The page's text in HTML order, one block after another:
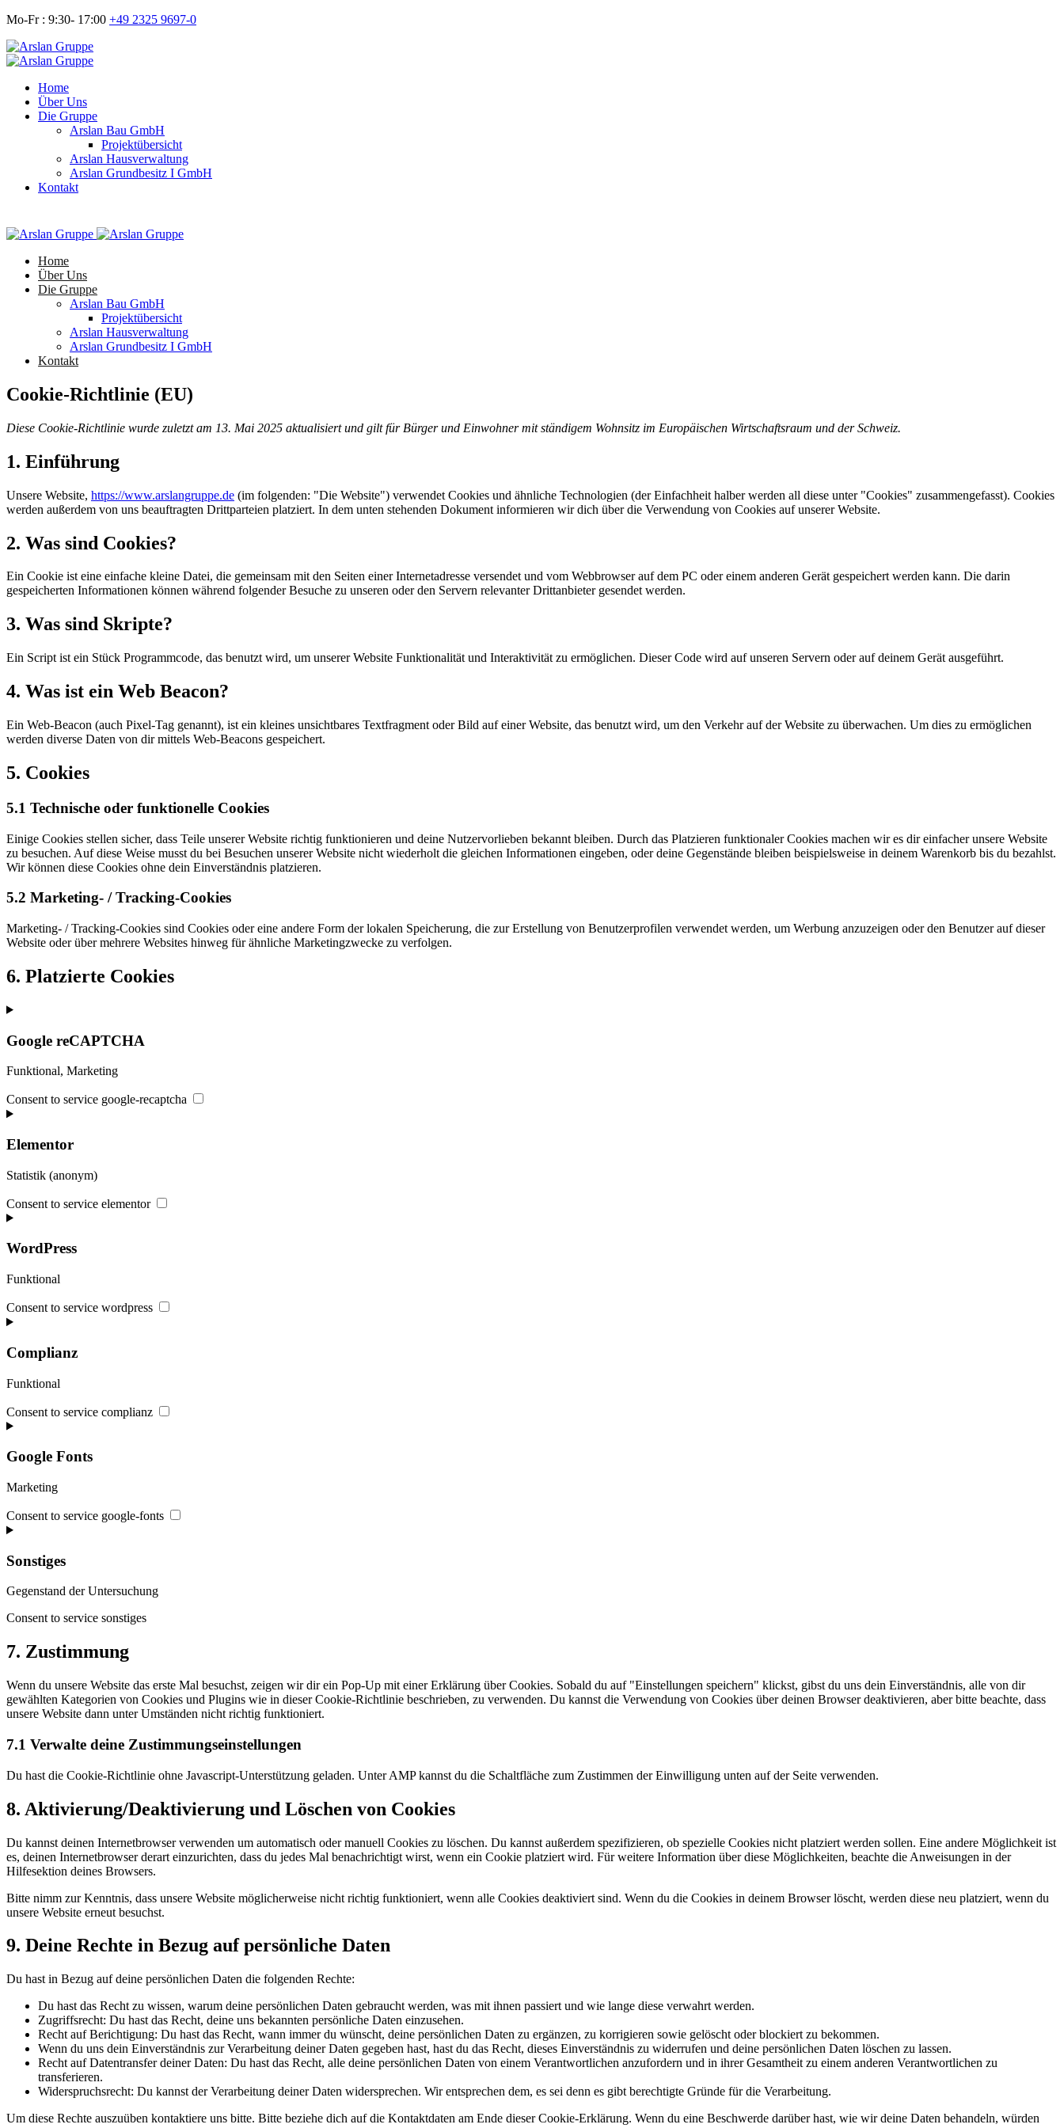
Mo-Fr : 9:30- 17:00 +49 2325 9697-0
Home
Über Uns
Die Gruppe
Arslan Bau GmbH
Projektübersicht
Arslan Hausverwaltung
Arslan Grundbesitz I GmbH
Kontakt
Home
Über Uns
Die Gruppe
Arslan Bau GmbH
Projektübersicht
Arslan Hausverwaltung
Arslan Grundbesitz I GmbH
Kontakt
Cookie-Richtlinie (EU)
Diese Cookie-Richtlinie wurde zuletzt am 13. Mai 2025 aktualisiert und gilt für Bürger und Einwohner mit ständigem Wohnsitz im Europäischen Wirtschaftsraum und der Schweiz.
1. Einführung
Unsere Website, https://www.arslangruppe.de (im folgenden: "Die Website") verwendet Cookies und ähnliche Technologien (der Einfachheit halber werden all diese unter "Cookies" zusammengefasst). Cookies
werden außerdem von uns beauftragten Drittparteien platziert. In dem unten stehenden Dokument informieren wir dich über die Verwendung von Cookies auf unserer Website.
2. Was sind Cookies?
Ein Cookie ist eine einfache kleine Datei, die gemeinsam mit den Seiten einer Internetadresse versendet und vom Webbrowser auf dem PC oder einem anderen Gerät gespeichert werden kann. Die darin
gespeicherten Informationen können während folgender Besuche zu unseren oder den Servern relevanter Drittanbieter gesendet werden.
3. Was sind Skripte?
Ein Script ist ein Stück Programmcode, das benutzt wird, um unserer Website Funktionalität und Interaktivität zu ermöglichen. Dieser Code wird auf unseren Servern oder auf deinem Gerät ausgeführt.
4. Was ist ein Web Beacon?
Ein Web-Beacon (auch Pixel-Tag genannt), ist ein kleines unsichtbares Textfragment oder Bild auf einer Website, das benutzt wird, um den Verkehr auf der Website zu überwachen. Um dies zu ermöglichen
werden diverse Daten von dir mittels Web-Beacons gespeichert.
5. Cookies
5.1 Technische oder funktionelle Cookies
Einige Cookies stellen sicher, dass Teile unserer Website richtig funktionieren und deine Nutzervorlieben bekannt bleiben. Durch das Platzieren funktionaler Cookies machen wir es dir einfacher unsere Website
zu besuchen. Auf diese Weise musst du bei Besuchen unserer Website nicht wiederholt die gleichen Informationen eingeben, oder deine Gegenstände bleiben beispielsweise in deinem Warenkorb bis du bezahlst.
Wir können diese Cookies ohne dein Einverständnis platzieren.
5.2 Marketing- / Tracking-Cookies
Marketing- / Tracking-Cookies sind Cookies oder eine andere Form der lokalen Speicherung, die zur Erstellung von Benutzerprofilen verwendet werden, um Werbung anzuzeigen oder den Benutzer auf dieser
Website oder über mehrere Websites hinweg für ähnliche Marketingzwecke zu verfolgen.
6. Platzierte Cookies
Google reCAPTCHA
Funktional, Marketing
Consent to service google-recaptcha
Elementor
Statistik (anonym)
Consent to service elementor
WordPress
Funktional
Consent to service wordpress
Complianz
Funktional
Consent to service complianz
Google Fonts
Marketing
Consent to service google-fonts
Sonstiges
Gegenstand der Untersuchung
Consent to service sonstiges
7. Zustimmung
Wenn du unsere Website das erste Mal besuchst, zeigen wir dir ein Pop-Up mit einer Erklärung über Cookies. Sobald du auf "Einstellungen speichern" klickst, gibst du uns dein Einverständnis, alle von dir
gewählten Kategorien von Cookies und Plugins wie in dieser Cookie-Richtlinie beschrieben, zu verwenden. Du kannst die Verwendung von Cookies über deinen Browser deaktivieren, aber bitte beachte, dass
unsere Website dann unter Umständen nicht richtig funktioniert.
7.1 Verwalte deine Zustimmungseinstellungen
Du hast die Cookie-Richtlinie ohne Javascript-Unterstützung geladen. Unter AMP kannst du die Schaltfläche zum Zustimmen der Einwilligung unten auf der Seite verwenden.
8. Aktivierung/Deaktivierung und Löschen von Cookies
Du kannst deinen Internetbrowser verwenden um automatisch oder manuell Cookies zu löschen. Du kannst außerdem spezifizieren, ob spezielle Cookies nicht platziert werden sollen. Eine andere Möglichkeit ist
es, deinen Internetbrowser derart einzurichten, dass du jedes Mal benachrichtigt wirst, wenn ein Cookie platziert wird. Für weitere Information über diese Möglichkeiten, beachte die Anweisungen in der
Hilfesektion deines Browsers.
Bitte nimm zur Kenntnis, dass unsere Website möglicherweise nicht richtig funktioniert, wenn alle Cookies deaktiviert sind. Wenn du die Cookies in deinem Browser löscht, werden diese neu platziert, wenn du
unsere Website erneut besuchst.
9. Deine Rechte in Bezug auf persönliche Daten
Du hast in Bezug auf deine persönlichen Daten die folgenden Rechte:
Du hast das Recht zu wissen, warum deine persönlichen Daten gebraucht werden, was mit ihnen passiert und wie lange diese verwahrt werden.
Zugriffsrecht: Du hast das Recht, deine uns bekannten persönliche Daten einzusehen.
Recht auf Berichtigung: Du hast das Recht, wann immer du wünscht, deine persönlichen Daten zu ergänzen, zu korrigieren sowie gelöscht oder blockiert zu bekommen.
Wenn du uns dein Einverständnis zur Verarbeitung deiner Daten gegeben hast, hast du das Recht, dieses Einverständnis zu widerrufen und deine persönlichen Daten löschen zu lassen.
Recht auf Datentransfer deiner Daten: Du hast das Recht, alle deine persönlichen Daten von einem Verantwortlichen anzufordern und in ihrer Gesamtheit zu einem anderen Verantwortlichen zu
transferieren.
Widerspruchsrecht: Du kannst der Verarbeitung deiner Daten widersprechen. Wir entsprechen dem, es sei denn es gibt berechtigte Gründe für die Verarbeitung.
Um diese Rechte auszuüben kontaktiere uns bitte. Bitte beziehe dich auf die Kontaktdaten am Ende dieser Cookie-Erklärung. Wenn du eine Beschwerde darüber hast, wie wir deine Daten behandeln, würden